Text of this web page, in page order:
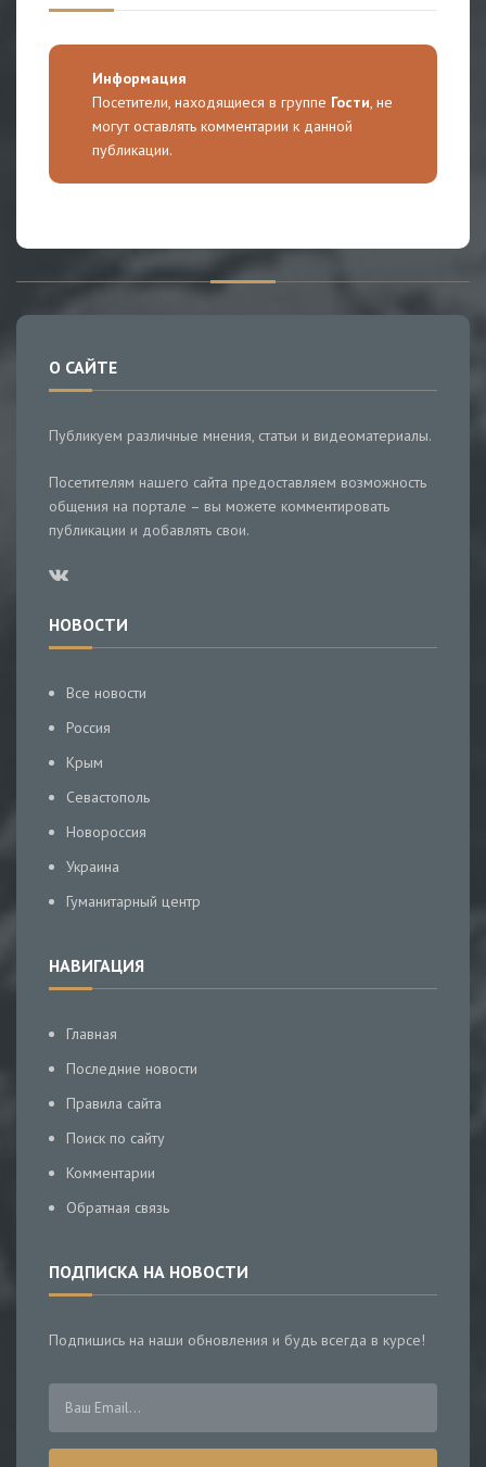
Информация
Посетители, находящиеся в группе Гости, не
могут оставлять комментарии к данной
публикации.
О САЙТЕ
Публикуем различные мнения, статьи и видеоматериалы.
Посетителям нашего сайта предоставляем возможность
общения на портале – вы можете комментировать
публикации и добавлять свои.
НОВОСТИ
Все новости
Россия
Крым
Севастополь
Новороссия
Украина
Гуманитарный центр
НАВИГАЦИЯ
Главная
Последние новости
Правила сайта
Поиск по сайту
Комментарии
Обратная связь
ПОДПИСКА НА НОВОСТИ
Подпишись на наши обновления и будь всегда в курсе!